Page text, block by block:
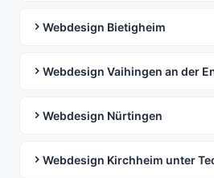
Webdesign Bietigheim
Webdesign Vaihingen an der
Webdesign Nürtingen
Webdesign Kirchheim unter